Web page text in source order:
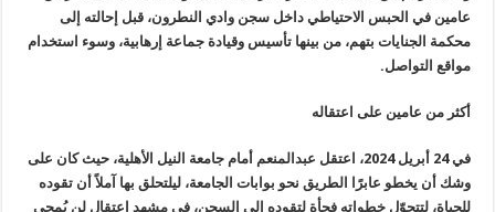
عامين في الحبس الاحتياطي داخل سجن وادي النطرون، قبل إحالته إلى
محكمة الجنايات بتهم، من بينها تأسيس وقيادة جماعة إرهابية، وسوء استخدام
مواقع التواصل.
أكثر من عامين على اعتقاله
في 24 أبريل 2024، اعتقل عبدالمنعم أمام
جامعة النيل الأهلية، حيث كان على
وشك أن يخطو عابرًا الطريق نحو بوابات الجامعة، ليلتحلق بها آملاً أن تقوده
للحياة، لتتحوّل خطواته فجأة لتقوده إلى السجن، في مشهد اعتقال لن يُمحى